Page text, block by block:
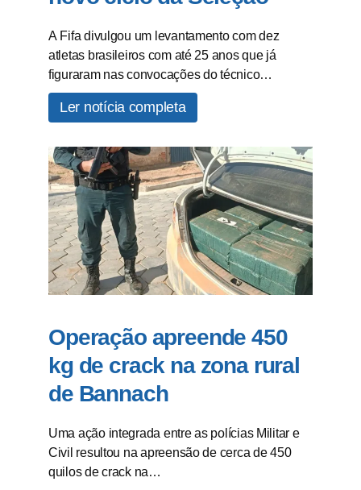
A Fifa divulgou um levantamento com dez
atletas brasileiros com até 25 anos que já
figuraram nas convocações do técnico…
Ler notícia completa
Operação apreende 450
kg de crack na zona rural
de Bannach
Uma ação integrada entre as polícias Militar e
Civil resultou na apreensão de cerca de 450
quilos de crack na…